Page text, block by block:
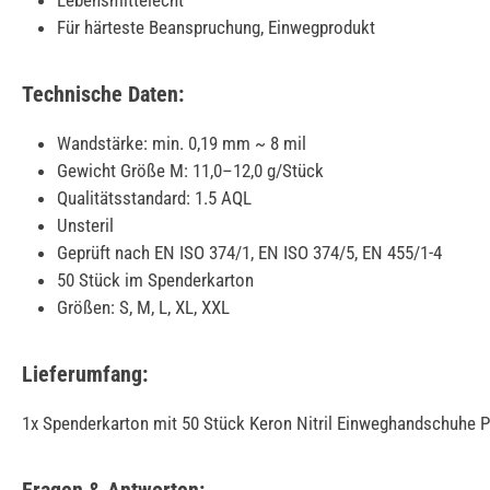
Für härteste Beanspruchung, Einwegprodukt
Technische Daten:
Wandstärke: min. 0,19 mm ~ 8 mil
Gewicht Größe M: 11,0–12,0 g/Stück
Qualitätsstandard: 1.5 AQL
Unsteril
Geprüft nach EN ISO 374/1, EN ISO 374/5, EN 455/1-4
50 Stück im Spenderkarton
Größen: S, M, L, XL, XXL
Lieferumfang:
1x Spenderkarton mit 50 Stück Keron Nitril Einweghandschuhe